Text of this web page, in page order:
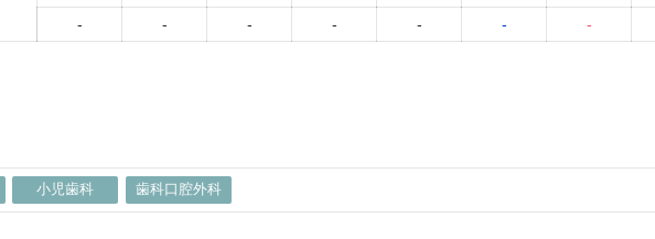
-
- - - - - -
小児歯科 歯科口腔外科